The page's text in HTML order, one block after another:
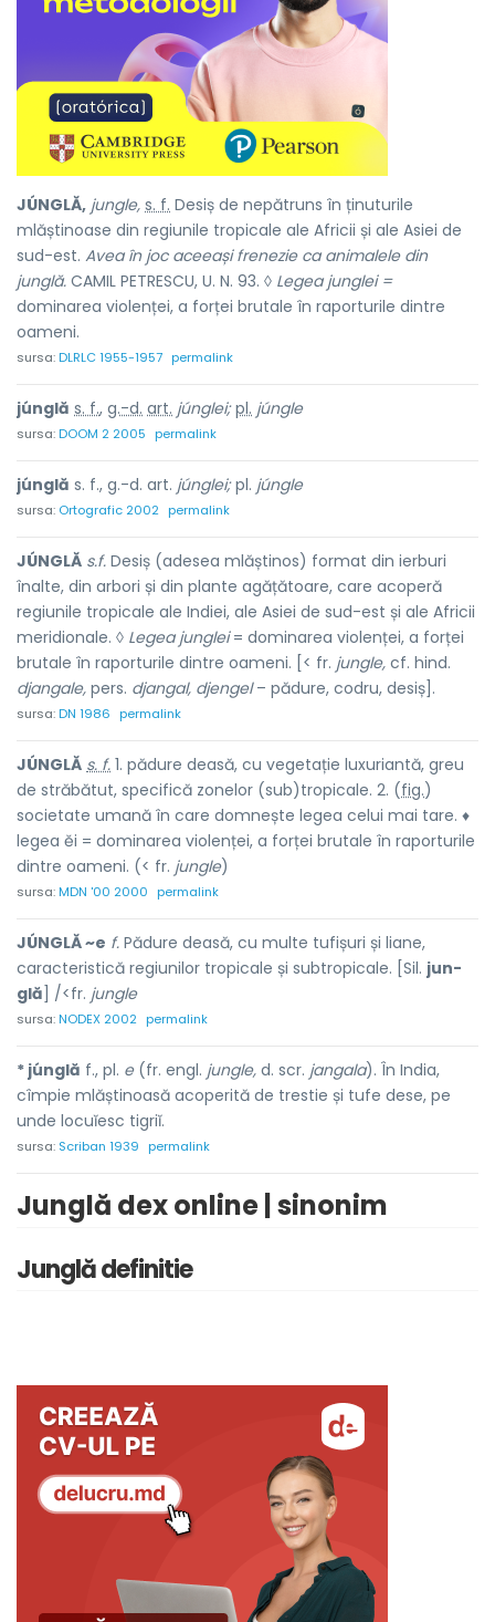
JÚNGLĂ, jungle, s. f. Desiș de nepătruns în ținuturile
mlăștinoase din regiunile tropicale ale Africii și ale Asiei de
sud-est. Avea în joc aceeași frenezie ca animalele din
junglă. CAMIL PETRESCU, U. N. 93. ◊ Legea junglei =
dominarea violenței, a forței brutale în raporturile dintre
oameni.
sursa:DLRLC 1955-1957 permalink
júnglă s. f., g.-d. art. júnglei; pl. júngle
sursa:DOOM 2 2005 permalink
júnglă s. f., g.-d. art. júnglei;pl. júngle
sursa: Ortografic 2002 permalink
JÚNGLĂ s.f. Desiș (adesea mlăștinos) format din ierburi
înalte, din arbori și din plante agățătoare, care acoperă
regiunile tropicale ale Indiei, ale Asiei de sud-est și ale Africii
meridionale. ◊ Legea junglei= dominarea violenței, a forței
brutale în raporturile dintre oameni. [< fr. jungle, cf. hind.
djangale, pers. djangal, djengel– pădure, codru, desiș].
sursa:DN 1986 permalink
JÚNGLĂ s. f. 1. pădure deasă, cu vegetație luxuriantă, greu
de străbătut, specifică zonelor (sub)tropicale. 2. (fig.)
societate umană în care domnește legea celui mai tare. ♦
legea ĕi = dominarea violenței, a forței brutale în raporturile
dintre oameni. (< fr. jungle)
sursa:MDN '00 2000 permalink
JÚNGLĂ ~e f. Pădure deasă, cu multe tufișuri și liane,
caracteristică regiunilor tropicale și subtropicale. [Sil. jun-
glă ] /<fr. jungle
sursa:NODEX 2002 permalink
* júnglă f., pl. e(fr. engl. jungle, d. scr. jangala). În India,
cîmpie mlăștinoasă acoperită de trestie și tufe dese, pe
unde locuĭesc tigriĭ.
sursa: Scriban 1939 permalink
Junglă dex online | sinonim
Junglă definitie